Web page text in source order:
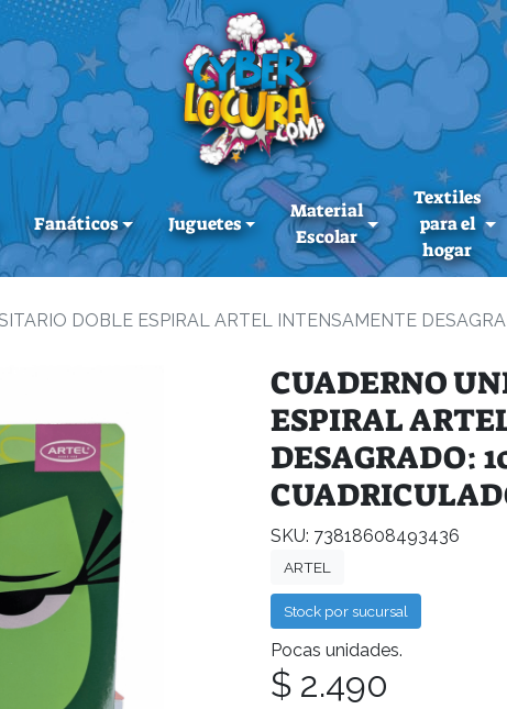
Fanáticos Juguetes
Material
Escolar
Textiles
para el
hogar
DOBLE ESPIRAL ARTEL INTENSAMENTE
CUADERNO
ESPIRAL
DESAGRADO:
SKU: 73818608493436
ARTEL
Stock por sucursal
Pocas unidades.
$ 2.490